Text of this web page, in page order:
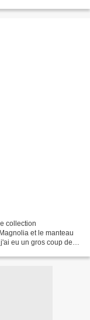
collection
et le manteau
eu un gros coup de